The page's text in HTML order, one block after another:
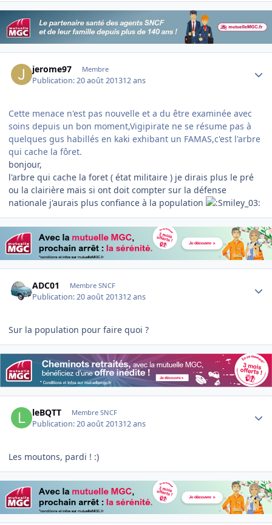
jerome97 Membre
Publication:20 août 201312 ans
Cette menace n'est pas nouvelle et a du être examinée avec
soins depuis un bon moment,Vigipirate ne se résume pas à
quelques gus habillés en kaki exhibant un FAMAS,c'est l'arbre
qui cache la fôret.
bonjour,
l'arbre qui cache la foret ( état militaire ) je dirais plus le pré
ou la clairière mais si ont doit compter sur la défense
nationale j'aurais plus confiance à la population
ADC01 Membre SNCF
Publication:20 août 201312 ans
Sur la population pour faire quoi ?
leBQTT Membre SNCF
Publication:20 août 201312 ans
Les moutons, pardi ! :)